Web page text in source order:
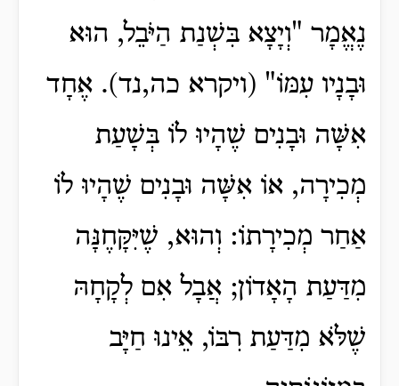
נֶאֱמָר "וְיָצָא בִּשְׁנַת הַיֹּבֵל, הוּא
וּבָנָיו עִמּוֹ" (ויקרא כה,נד). אֶחָד
אִשָּׁה וּבָנִים שֶׁהָיוּ לוֹ בְּשָׁעַת
מְכִירָה, אוֹ אִשָּׁה וּבָנִים שֶׁהָיוּ לוֹ
אַחַר מְכִירָתוֹ: וְהוּא, שֶׁיִּקָּחֶנָּה
מִדַּעַת הָאָדוֹן; אֲבָל אִם לְקָחָהּ
שֶׁלֹּא מִדַּעַת רִבּוֹ, אֵינוּ חַיָּב